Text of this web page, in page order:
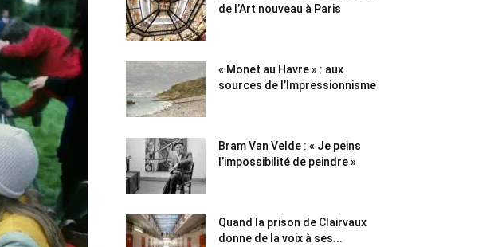
de l’Art nouveau à Paris
« Monet au Havre » : aux
sources de l’Impressionnisme
Bram Van Velde : « Je peins
l’impossibilité de peindre »
Quand la prison de Clairvaux
donne de la voix à ses...